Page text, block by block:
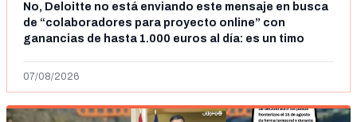
No, Deloitte no está enviando este mensaje en busca
de “colaboradores para proyecto online” con
ganancias de hasta 1.000 euros al día: es un timo
07/08/2026